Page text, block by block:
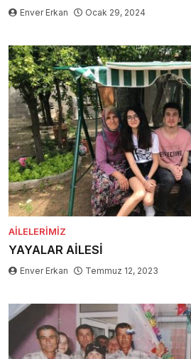
Enver Erkan Ocak 29, 2024
AILELERIMIZ
YAYALAR AİLESİ
Enver Erkan Temmuz 12, 2023